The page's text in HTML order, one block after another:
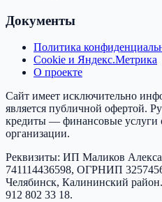
Документы
Политика
Cookie и Яндекс.Метрика
О проекте
Сайт имеет исключительно
является публичной офертой.
кредиты — финансовые услуги
организации.
Реквизиты: ИП Маликов
741114436598, ОГРНИП
Челябинск, Калининский район.
912 802 33 18.